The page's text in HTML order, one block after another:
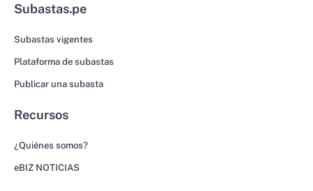
Subastas.pe
Subastas vigentes
Plataforma de subastas
Publicar una subasta
Recursos
¿Quiénes somos?
eBIZ NOTICIAS